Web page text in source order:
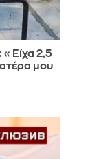
«Είχα 2,5
μου